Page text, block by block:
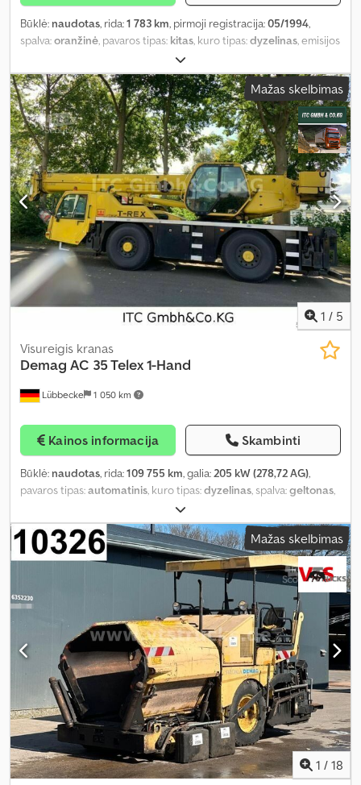
Būklė: naudotas, rida:1 783 km, pirmoji registracija:05/1994,
spalva:oranžinė, pavaros tipas: kitas, kuro tipas:dyzelinas, emisijos
, vairuotojo kabina:
Mažas skelbimas
1 / 5
Lübbecke 1 050 km
Visureigis kranas
Demag AC 35 Telex 1-Hand
Kainos informacija Skambinti
Būklė: naudotas, rida:109 755 km, galia:205 kW (278,72 AG),
pavaros tipas:automatinis, kuro tipas:dyzelinas, spalva:geltonas,
, ašių konfigūracija:
registracija:08/2005, emisijos klasė:Euro 3, Gamybos metai:2005,
Įranga:ABS, borto kompiuteris, diferencialo užraktas, kranas,
oro kondicionavimas, priekabos jungtis, visų varančiųjų ratų
Mažas skelbimas
1 / 18